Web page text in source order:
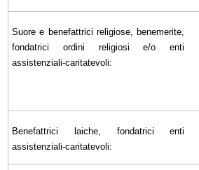
Suore e benefattrici religiose, benemerite,
fondatrici ordini religiosi e/o enti
assistenziali-caritatevoli:
Benefattrici laiche, fondatrici enti
assistenziali-caritatevoli: